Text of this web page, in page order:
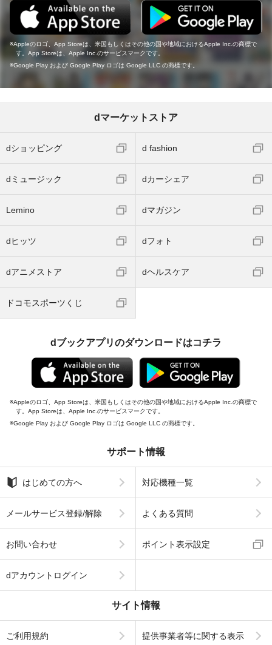
Appleのロゴ、App Storeは、米国もしくはその他の国や地域におけるApple Inc.の商標で
す。App Storeは、Apple Inc.のサービスマークです。
Google Play および Google Play ロゴは Google LLC の商標です。
dマーケットストア
dショッピング d fashion
dミュージック dカーシェア
Lemino dマガジン
dヒッツ dフォト
dアニメストア dヘルスケア
ドコモスポーツくじ
dブックアプリのダウンロードはコチラ
Appleのロゴ、App Storeは、米国もしくはその他の国や地域におけるApple Inc.の商標で
す。App Storeは、Apple Inc.のサービスマークです。
Google Play および Google Play ロゴは Google LLC の商標です。
サポート情報
はじめての方へ 対応機種一覧
メールサービス登録/解除 よくある質問
お問い合わせ ポイント表示設定
dアカウントログイン
サイト情報
ご利用規約 提供事業者等に関する表示